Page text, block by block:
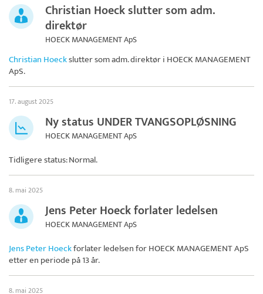
Christian Hoeck slutter som adm.
direktør
HOECK MANAGEMENT ApS
Christian Hoeckslutter som adm. direktør i HOECK MANAGEMENT
ApS.
17. august 2025
Ny status UNDER TVANGSOPLØSNING
HOECK MANAGEMENT ApS
Tidligere status: Normal.
8. mai 2025
Jens Peter Hoeck forlater ledelsen
HOECK MANAGEMENT ApS
Jens Peter Hoeckforlater ledelsen forHOECK MANAGEMENT ApS
etter en periode på 13 år.
8. mai 2025